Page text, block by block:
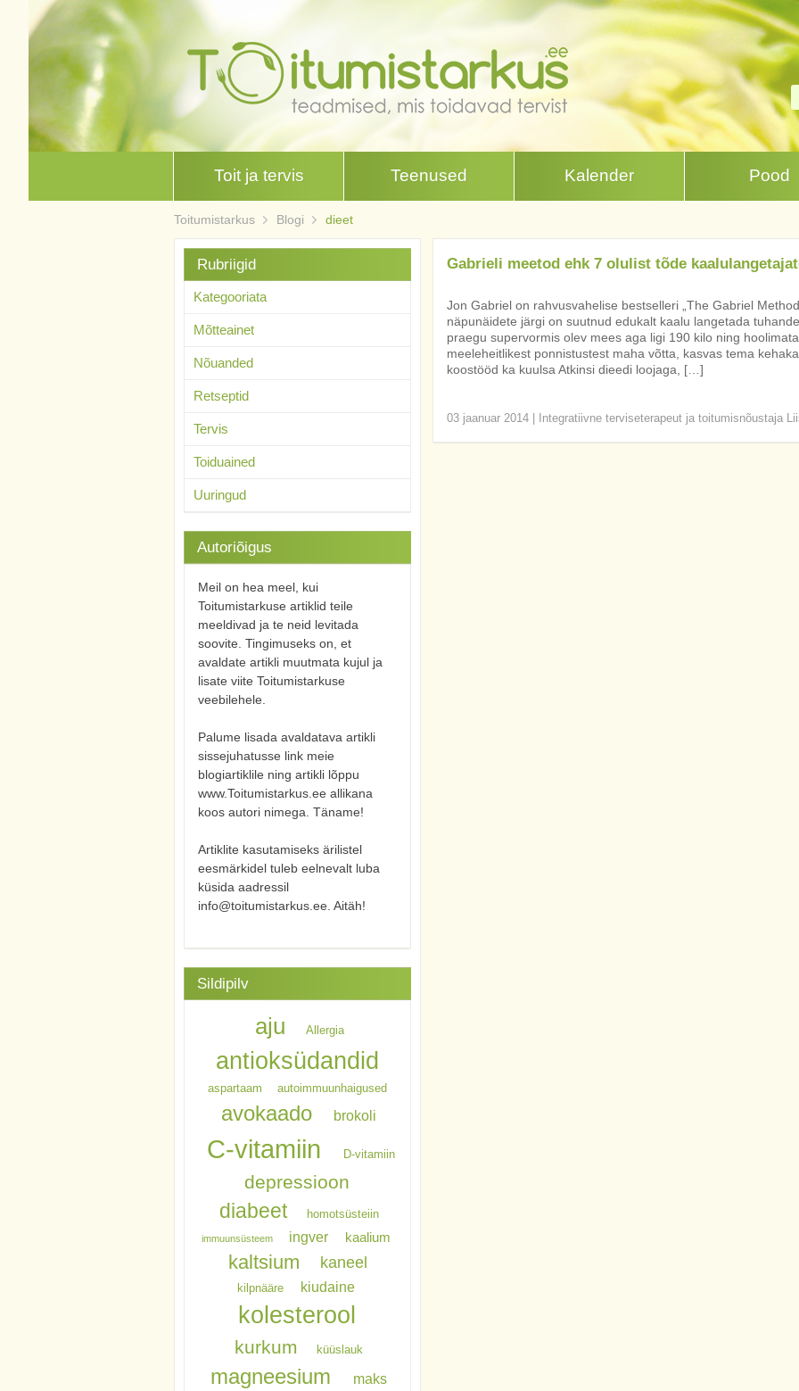
Toit ja tervis Teenused Kalender Pood
Toitumistarkus Blogi dieet
Gabrieli meetod ehk 7 olulist tõde
Jon Gabriel on rahvusvahelise bestselleri „The Gabriel
näpunäidete järgi on suutnud edukalt kaalu langetada
praegu supervormis olev mees aga ligi 190 kilo ning
meeleheitlikest ponnistustest maha võtta, kasvas tema
koostööd ka kuulsa Atkinsi dieedi loojaga, […]
03 jaanuar 2014| Integratiivne terviseterapeut ja toitumisnõustaja
Rubriigid
Kategooriata
Mõtteainet
Nõuanded
Retseptid
Tervis
Toiduained
Uuringud
Autoriõigus
Meil on hea meel, kui
Toitumistarkuse artiklid teile
meeldivad ja te neid levitada
soovite. Tingimuseks on, et
avaldate artikli muutmata kujul ja
lisate viite Toitumistarkuse
veebilehele.
Palume lisada avaldatava artikli
sissejuhatusse link meie
blogiartiklile ning artikli lõppu
www.Toitumistarkus.ee allikana
koos autori nimega. Täname!
Artiklite kasutamiseks ärilistel
eesmärkidel tuleb eelnevalt luba
küsida aadressil
info@toitumistarkus.ee. Aitäh!
Sildipilv
aju Allergia
antioksüdandid
aspartaam autoimmuunhaigused
avokaado brokoli
C-vitamiin D-vitamiin
depressioon
diabeet homotsüsteiin
immuunsüsteem ingver kaalium
kaltsium kaneel
kilpnääre kiudaine
kolesterool
kurkum küüslauk
magneesium maks